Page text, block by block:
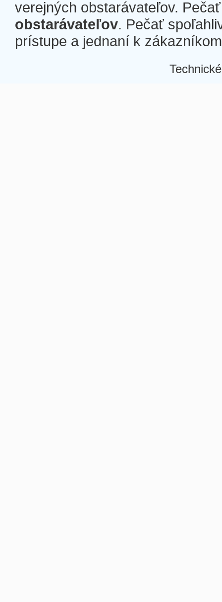
verejných obstarávateľov.
obstarávateľov. Pečať
prístupe a jednaní k